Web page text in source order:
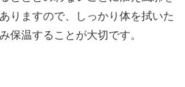
りますので、しっかり体を拭いた
保温することが大切です。